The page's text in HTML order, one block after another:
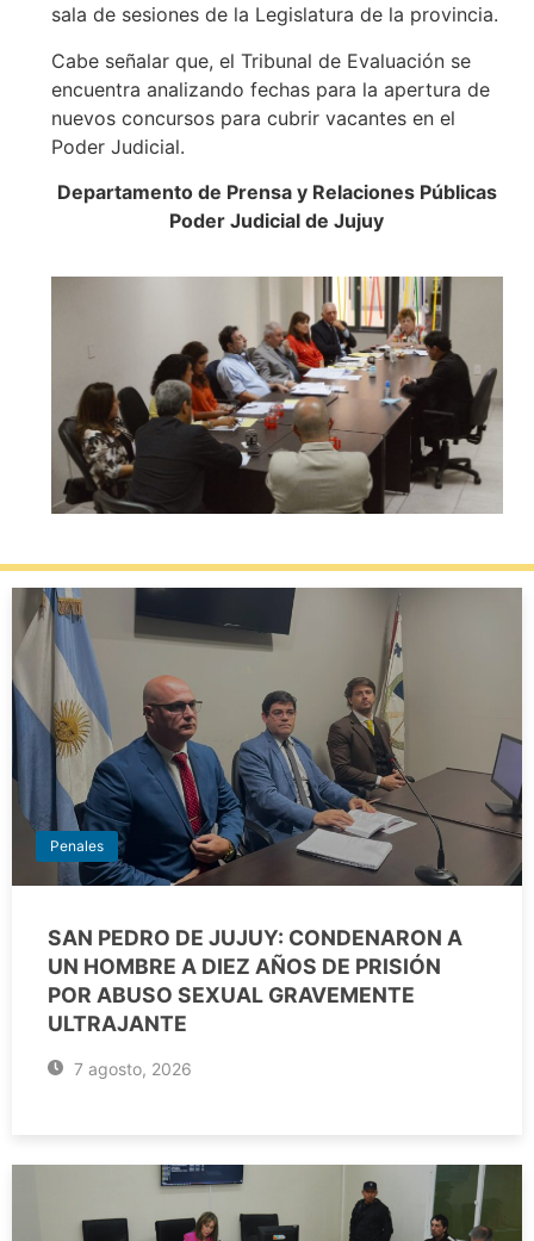
sala de sesiones de la Legislatura de la provincia.
Cabe señalar que, el Tribunal de Evaluación se
encuentra analizando fechas para la apertura de
nuevos concursos para cubrir vacantes en el
Poder Judicial.
Departamento de Prensa y Relaciones Públicas
Poder Judicial de Jujuy
Penales
SAN PEDRO DE JUJUY: CONDENARON A
UN HOMBRE A DIEZ AÑOS DE PRISIÓN
POR ABUSO SEXUAL GRAVEMENTE
ULTRAJANTE
7 agosto, 2026